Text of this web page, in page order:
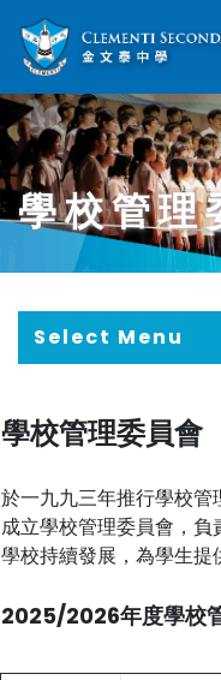
學校管理
Select Menu
學校管理委員會
於一九九三年推行學校
成立學校管理委員會，
學校持續發展，為學生提
2025/2026年度學校